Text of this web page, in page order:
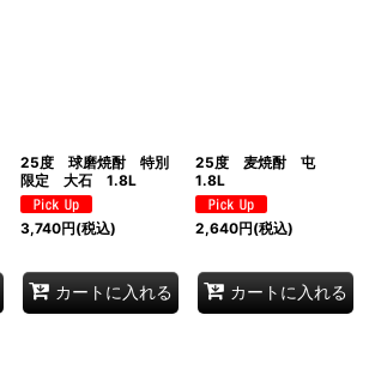
25度 球磨焼酎 特別
限定 大石 1.8L
3,740円(税込)
カートに入れる
25度 麦焼酎 屯
1.8L
2,640円(税込)
カートに入れる